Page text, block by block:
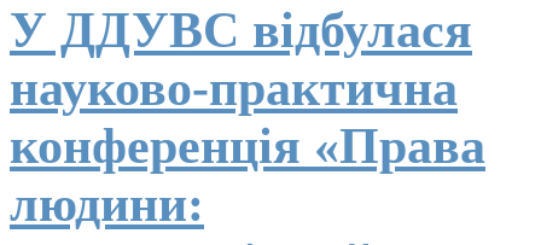
У ДДУВС відбулася
науково-практична
конференція «Права
людини: